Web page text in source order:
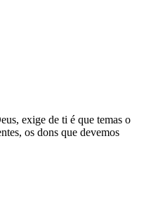
exige de ti é que temas o
os dons que devemos